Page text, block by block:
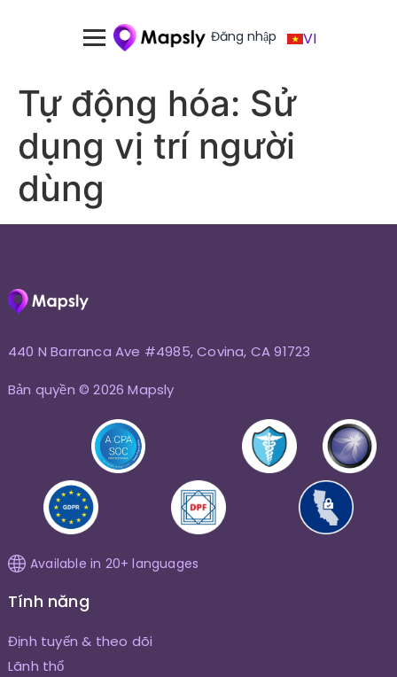
Đăng nhập VI
Tự động hóa: Sử
dụng vị trí người
dùng
440 N Barranca Ave #4985, Covina, CA 91723
Bản quyền © 2026 Mapsly
Available in 20+ languages
Tính năng
Định tuyến & theo dõi
Lãnh thổ